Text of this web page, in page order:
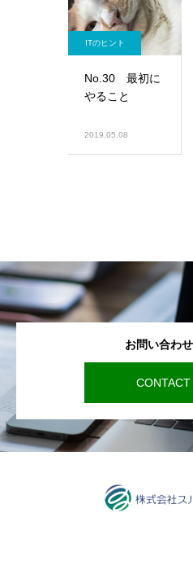
ITのヒント
No.30 最初に
やること
2019.05.08
お問い合わ